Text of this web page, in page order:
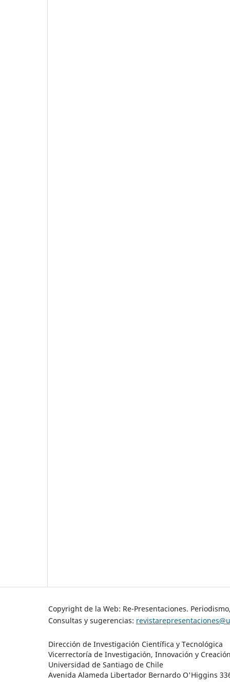
Copyright de la Web: Re-Presentaciones.
Consultas y sugerencias:
Dirección de Investigación Científica y Tecnológica
Vicerrectoría de Investigación, Innovación y Creación
Universidad de Santiago de Chile
Avenida Alameda Libertador Bernardo O'Higgins